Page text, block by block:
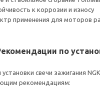
к коррозии и износу
применения для моторов
по
свечи зажигания
рекомендациям: